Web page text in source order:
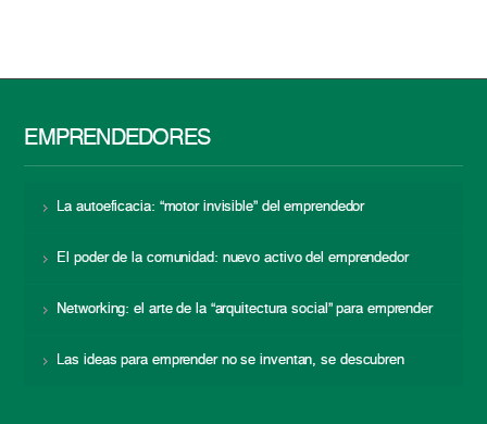
EMPRENDEDORES
La autoeficacia: “motor invisible” del emprendedor
El poder de la comunidad: nuevo activo del emprendedor
Networking: el arte de la “arquitectura social” para emprender
Las ideas para emprender no se inventan, se descubren